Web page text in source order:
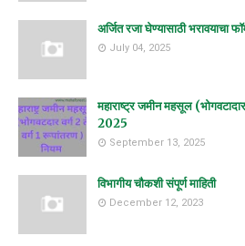
अर्जित रजा घेण्यासाठी भरावयाचा
July 04, 2025
महाराष्ट्र जमीन महसूल
2025
September 13, 2025
विभागीय चौकशी संपूर्ण माहिती
December 12, 2023